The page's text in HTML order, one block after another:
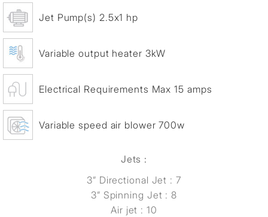
Jet Pump(s) 2.5x1 hp
Variable output heater 3kW
Electrical Requirements Max 15 amps
Variable speed air blower 700w
Jets :
3” Directional Jet : 7
3” Spinning Jet : 8
Air jet : 10